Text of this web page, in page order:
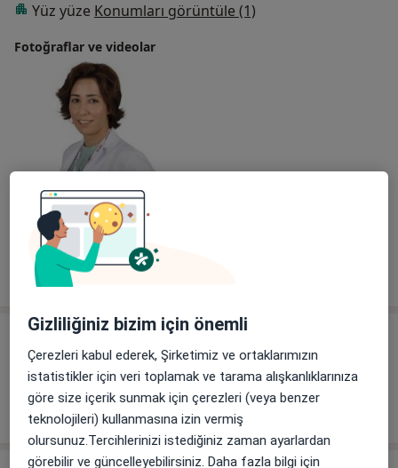
Yüz yüze Konumları görüntüle (1)
Fotoğraflar ve videolar
Galeriyi görüntüle (1)
Tümünü göster
Hizmetler
Diğer Hizmetler
Randevu
Gizliliğiniz bizim için önemli
Çerezleri kabul ederek, Şirketimiz ve ortaklarımızın
istatistikler için veri toplamak ve tarama alışkanlıklarınıza
göre size içerik sunmak için çerezleri (veya benzer
teknolojileri) kullanmasına izin vermiş
olursunuz.Tercihlerinizi istediğiniz zaman ayarlardan
görebilir ve güncelleyebilirsiniz. Daha fazla bilgi için